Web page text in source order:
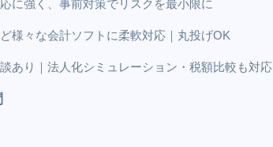
に強く、事前対策でリスクを最小限に
様々な会計ソフトに柔軟対応｜丸投げOK
あり｜法人化シミュレーション・税額比較も対応